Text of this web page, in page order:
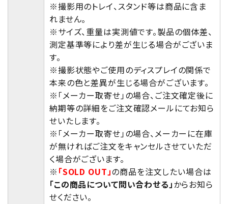
※撮影用のトレイ、スタンド等は商品に含ま
れません。
※サイズ、重量は実測値です。製品の個体差、
測定基準等により差が生じる場合がございま
す。
※撮影状態やご使用のディスプレイの関係で
本来の色と差異が生じる場合がございます。
※「メーカー取寄せ」の場合、ご注文確定後に
納期等の詳細をご注文確認メールにてお知ら
せいたします。
※「メーカー取寄せ」の場合、メーカーに在庫
が無ければご注文をキャンセルさせていただ
く場合がございます。
※ 「SOLD OUT」の商品を注文したい場合は
「この商品について問い合わせる」からお知ら
せください。